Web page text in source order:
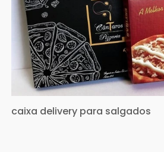
caixa delivery para salgados